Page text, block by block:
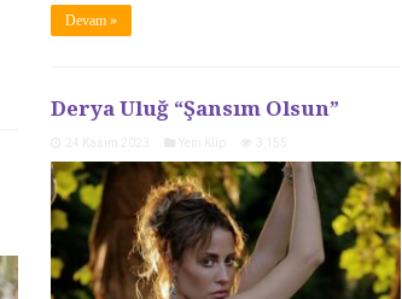
Devam »
Derya Uluğ “Şansım Olsun”